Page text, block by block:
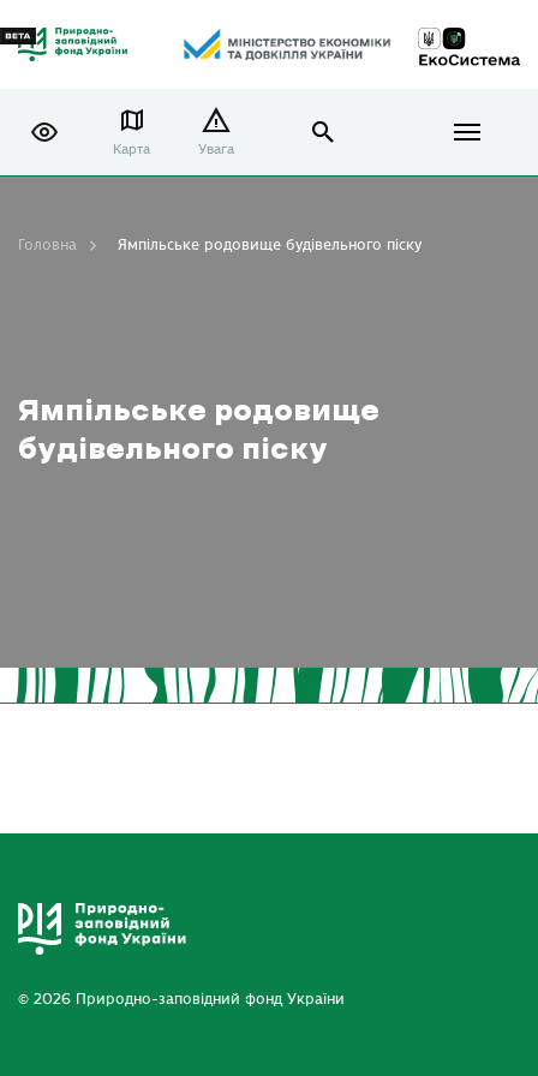
Карта Увага
Ямпільське родовище
будівельного піску
Головна Ямпільське родовище будівельного піску
© 2026 Природно-заповідний фонд України